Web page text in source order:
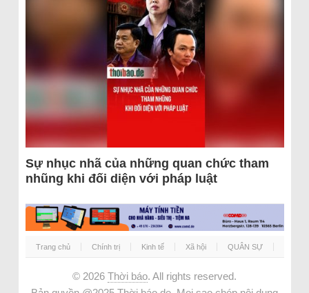
Sự nhục nhã của những quan chức tham
nhũng khi đối diện với pháp luật
Trang chủ Chính trị Kinh tế Xã hội QUÂN SỰ
© 2026 Thời báo. All rights reserved.